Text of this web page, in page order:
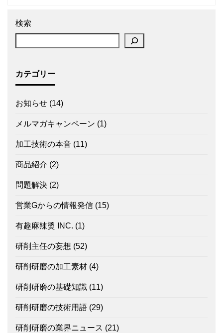
検索
カテゴリー
お知らせ (14)
メルマガキャンペーン (1)
加工技術の本音 (11)
商品紹介 (2)
問題解決 (2)
営業Gからの情報発信 (15)
有趣麻辣烫 INC. (1)
研削主任の妄想 (52)
研削研磨の加工素材 (4)
研削研磨の基礎知識 (11)
研削研磨の技術用語 (29)
研削研磨の業界ニュース (21)